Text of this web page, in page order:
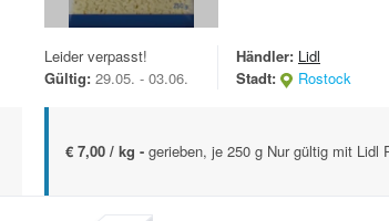
Leider verpasst!
Gültig: 29.05. - 03.06.
Händler: Lidl
Stadt:
Rostock
€ 7,00 / kg - gerieben, je 250 g Nur gültig mit Lidl